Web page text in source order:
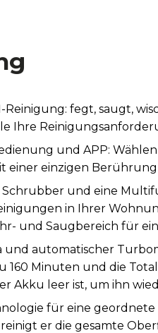
Reinigung: fegt, saugt,
Ihre
und APP:
einer einzigen
und eine
in Ihrer
und Saugbereich für
und automatischer
160 Minuten und die
Akku leer ist, um ihn
für eine
er die gesamte